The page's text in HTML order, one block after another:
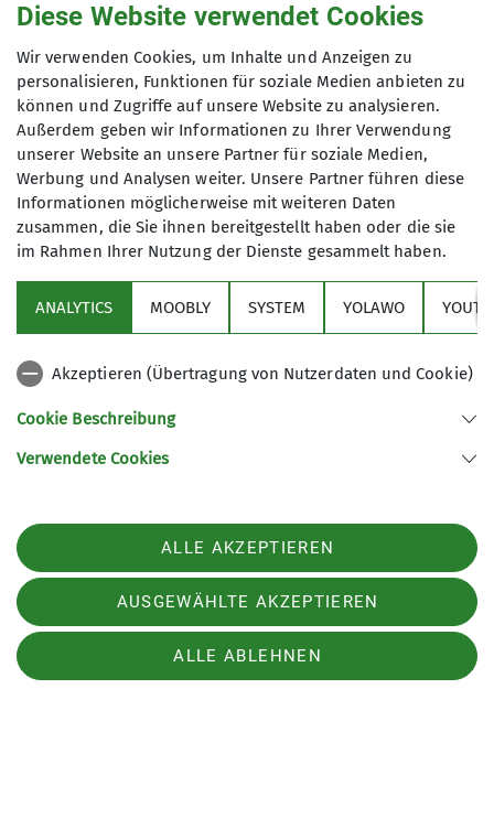
Die Vorträge finden im Multifunktionsraum der
19:30 Uhr.
Und jeder ist uns willkommen - egal ob DAV-
Mitglied oder nicht!
Aktuelle Veranstaltungen in der
Sektion
Klettern in den Dolomiten
Ein Multimediavortrag von Oliver Knorre
Do. 19.03.2026, 19:30 - 21:00 Uhr
Atemberaubende Fotos und Videos seiner
Diese Website verwendet Cookies
Wir verwenden Cookies, um Inhalte und Anzeigen zu
personalisieren, Funktionen für soziale Medien anbieten zu
können und Zugriffe auf unsere Website zu analysieren.
Außerdem geben wir Informationen zu Ihrer Verwendung
unserer Website an unsere Partner für soziale Medien,
Werbung und Analysen weiter. Unsere Partner führen diese
Informationen möglicherweise mit weiteren Daten
zusammen, die Sie ihnen bereitgestellt haben oder die sie
im Rahmen Ihrer Nutzung der Dienste gesammelt haben.
ANALYTICS MOOBLY SYSTEM YOLAWO
Akzeptieren (Übertragung von Nutzerdaten und Cookie)
Cookie Beschreibung
Verwendete Cookies
ALLE AKZEPTIEREN
AUSGEWÄHLTE AKZEPTIEREN
ALLE ABLEHNEN